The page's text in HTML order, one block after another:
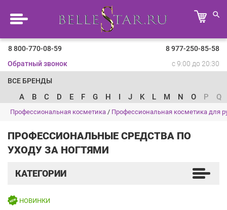
8 800-770-08-59
8 977-250-85-58
Обратный звонок
с 9:00 до 20:30
ВСЕ БРЕНДЫ
A B C D E F G H I J K L M N O P Q
Профессиональная косметика / Профессиональная косметика для
ПРОФЕССИОНАЛЬНЫЕ СРЕДСТВА ПО
УХОДУ ЗА НОГТЯМИ
КАТЕГОРИИ
НОВИНКИ